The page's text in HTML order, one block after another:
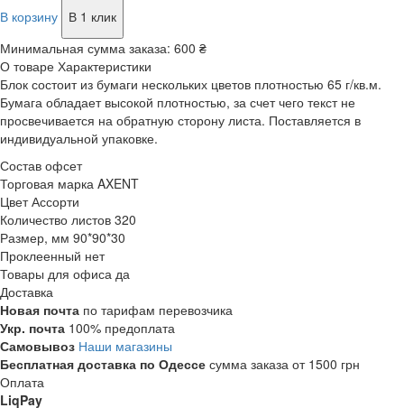
В корзину
В 1 клик
Минимальная сумма заказа: 600 ₴
О товаре Характеристики
Блок состоит из бумаги нескольких цветов плотностью 65 г/кв.м.
Бумага обладает высокой плотностью, за счет чего текст не
просвечивается на обратную сторону листа. Поставляется в
индивидуальной упаковке.
Состав офсет
Торговая марка AXENT
Цвет Ассорти
Количество листов 320
Размер, мм 90*90*30
Проклеенный нет
Товары для офиса да
Доставка
Новая почта по тарифам перевозчика
Укр. почта 100% предоплата
Самовывоз Наши магазины
Бесплатная доставка по Одессе сумма заказа от 1500 грн
Оплата
LiqPay